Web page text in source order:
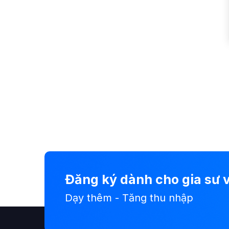
Đăng ký dành cho gia sư
Dạy thêm - Tăng thu nhập